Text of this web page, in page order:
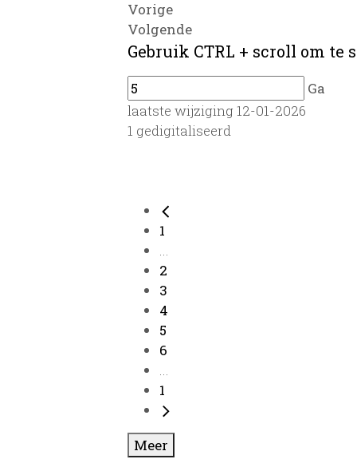
Vorige
Volgende
Gebruik CTRL + scroll om te
Ga
laatste wijziging 12-01-2026
1 gedigitaliseerd
1
...
2
3
4
5
6
...
1
Meer